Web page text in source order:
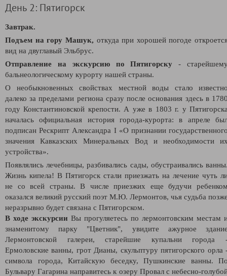
День 2: Пятигорск
Завтрак.
Подъем на гору Машук, откуда при хорошей погоде
вид на двуглавый Эльбрус.
Отправление на экскурсию по Пятигорску-
бальнеологическому курорту нашей страны.
О необыкновенных свойствах местной воды стало
далеко за пределами региона сразу после основания здесь в
году Константиновской крепости. А уже в 1803 г. у
началась официальная история города-курорта: в апреле
подписан Рескрипт Александра I «О признании
значения Кавказских Минеральных Вод и необходимости
устройства».
Появлялись лечебницы, разбивались сады, обустраивались
Жизнь кипела! В Пятигорск стали приезжать на лечение чуть
не со всей страны. В числе приезжих еще будучи
оказался великий русский поэт М.Ю. Лермонтов, чья судьба
неразрывно будет связана с Пятигорском.
В ходе экскурсии Вы прогуляетесь по лермонтовским местам
знаменитому парку "Цветник", увидите ажурное
Лермонтовской галереи, старейшие купальни города
Ермоловские ванны, грот Дианы, скульптуру пятигорского орла
символа города, Китайскую беседку, Пушкинские ванны.
Бульвару Гагарина направитесь к озеру Провал с небесно-